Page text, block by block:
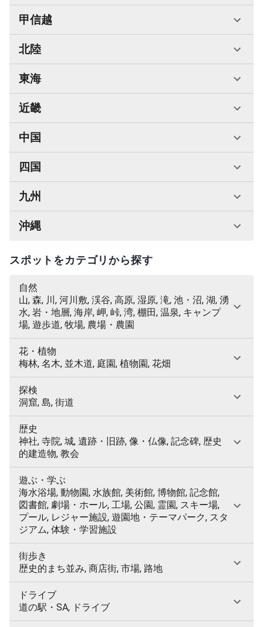
甲信越
北陸
東海
近畿
中国
四国
九州
沖縄
スポットをカテゴリから探す
自然
山, 森, 川, 河川敷, 渓谷, 高原, 湿原, 滝, 池・沼, 湖, 湧
水, 岩・地層, 海岸, 岬, 峠, 湾, 棚田, 温泉, キャンプ
場, 遊歩道, 牧場, 農場・農園
花・植物
梅林, 名木, 並木道, 庭園, 植物園, 花畑
探検
洞窟, 島, 街道
歴史
神社, 寺院, 城, 遺跡・旧跡, 像・仏像, 記念碑, 歴史
的建造物, 教会
遊ぶ・学ぶ
海水浴場, 動物園, 水族館, 美術館, 博物館, 記念館,
図書館, 劇場・ホール, 工場, 公園, 霊園, スキー場,
プール, レジャー施設, 遊園地・テーマパーク, スタ
ジアム, 体験・学習施設
街歩き
歴史的まち並み, 商店街, 市場, 路地
ドライブ
道の駅・SA, ドライブ